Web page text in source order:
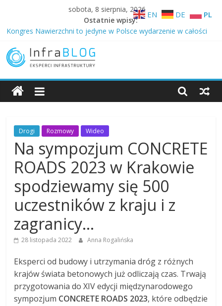
content
sobota, 8 sierpnia, 2026
Ostatnie wpisy:
Kongres Nawierzchni to jedyne w Polsce wydarzenie w całości
Technologia z autostrad trafia na drogi gminne – niższy ślad
węglowy w Ożarowie
Dlaczego Samorządowcy budują drogi z betonu …
O zaletach betonowych dróg samorządowych i DOBRYCH
InfraBLOG
Blog
Drogi Rozmowy Wideo
Na sympozjum CONCRETE
ROADS 2023 w Krakowie
spodziewamy się 500
uczestników z kraju i z
zagranicy…
28 listopada 2022 Anna Rogalińska
Eksperci od budowy i utrzymania dróg z różnych
krajów świata betonowych już odliczają czas. Trwają
przygotowania do XIV edycji międzynarodowego
sympozjum CONCRETE ROADS 2023, które odbędzie
EN DE PL